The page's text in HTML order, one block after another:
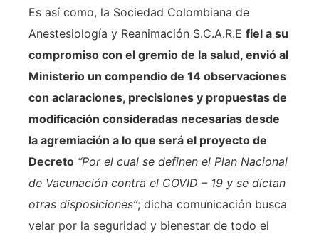
Es así como, la Sociedad Colombiana de
Anestesiología y Reanimación S.C.A.R.E fiel a su
compromiso con el gremio de la salud, envió al
Ministerio un compendio de 14 observaciones
con aclaraciones, precisiones y propuestas de
modificación consideradas necesarias desde
la agremiación a lo que será el proyecto de
Decreto “Por el cual se definen el Plan Nacional
de Vacunación contra el COVID – 19 y se dictan
otras disposiciones”; dicha comunicación busca
velar por la seguridad y bienestar de todo el